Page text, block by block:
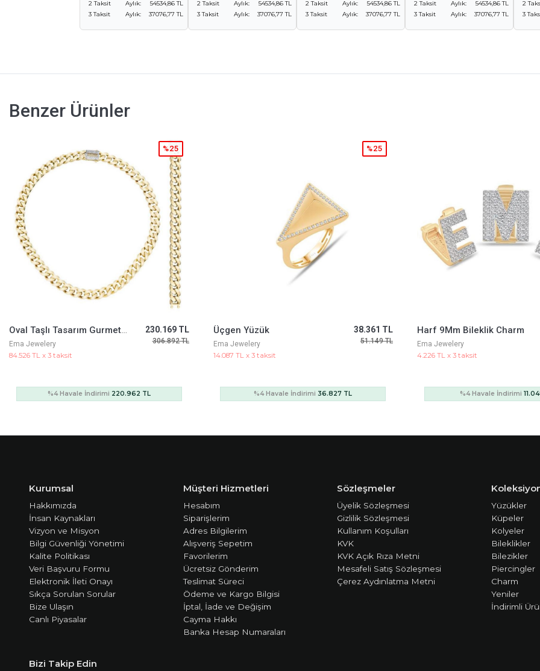
2 Taksit
Aylık:
54534,86 TL
3 Taksit
Aylık: 37076,77 TL
2 Taksit
Aylık:
54534,86 TL
3 Taksit
Aylık: 37076,77 TL
2 Taksit
Aylık:
54534,86 TL
3 Taksit
Aylık: 37076,77 TL
2 Taksit
Aylık:
54534,86 TL
3 Taksit
Aylık: 37076,77 TL
2
3
Benzer Ürünler
Üçgen Yüzük
Ema Jewelery
14.087 TL x 3 taksit
38.361 TL
51.149 TL
%25
%4 Havale İndirimi36.827 TL
Harf 9Mm Bileklik Charm
Ema Jewelery
4.226 TL x 3 taksit
11.508 TL
15.345 TL
%25
%4 Havale İndirimi11.048 TL
Altın Mineli Trend Bileklik
Ema Jewelery
11.526 TL x 3 taksit
%4 Havale İndirimi
Kurumsal
Hakkımızda
İnsan Kaynakları
Vizyon ve Misyon
Bilgi Güvenliği Yönetimi
Kalite Politikası
Veri Başvuru Formu
Elektronik İleti Onayı
Sıkça Sorulan Sorular
Bize Ulaşın
Canlı Piyasalar
Müşteri Hizmetleri
Hesabım
Siparişlerim
Adres Bilgilerim
Alışveriş Sepetim
Favorilerim
Ücretsiz Gönderim
Teslimat Süreci
Ödeme ve Kargo Bilgisi
İptal, İade ve Değişim
Cayma Hakkı
Banka Hesap Numaraları
Sözleşmeler
Üyelik Sözleşmesi
Gizlilik Sözleşmesi
Kullanım Koşulları
KVK
KVK Açık Rıza Metni
Mesafeli Satış Sözleşmesi
Çerez Aydınlatma Metni
Yüzükler
Küpeler
Kolyeler
Bileklikler
Bilezikler
Piercingler
Charm
Yeniler
İndirimli
Bizi Takip Edin